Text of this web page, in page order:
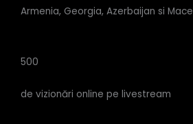
Armenia, Georgia, Azerbaijan si
500
de vizionări online pe livestream